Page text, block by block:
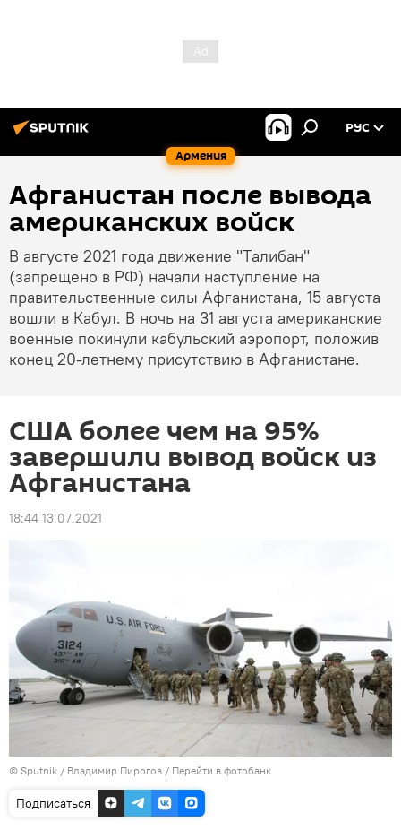
Армения
РУС
Афганистан после вывода
американских войск
В августе 2021 года движение "Tалибaн"
(запрещено в РФ) начали наступление на
правительственные силы Афганистана, 15 августа
вошли в Кабул. В ночь на 31 августа американские
военные покинули кабульский аэропорт, положив
конец 20-летнему присутствию в Афганистане.
США более чем на 95%
завершили вывод войск из
Афганистана
18:44 13.07.2021
© Sputnik / Владимир Пирогов / Перейти в фотобанк
Подписаться